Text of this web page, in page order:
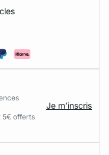
5€ offerts
Je m’inscris